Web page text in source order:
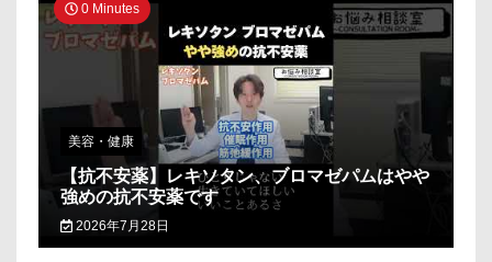
0 Minutes
美容・健康
【抗不安薬】レキソタン、ブロマゼパムはやや
強めの抗不安薬です
2026年7月28日